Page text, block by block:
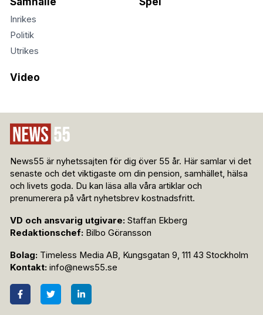
Inrikes
Politik
Utrikes
Video
News55 är nyhetssajten för dig över 55 år. Här samlar vi det
senaste och det viktigaste om din pension, samhället, hälsa
och livets goda. Du kan läsa alla våra artiklar och
prenumerera på vårt nyhetsbrev kostnadsfritt.
VD och ansvarig utgivare: Staffan Ekberg
Redaktionschef: Bilbo Göransson
Bolag: Timeless Media AB, Kungsgatan 9, 111 43 Stockholm
Kontakt: info@news55.se